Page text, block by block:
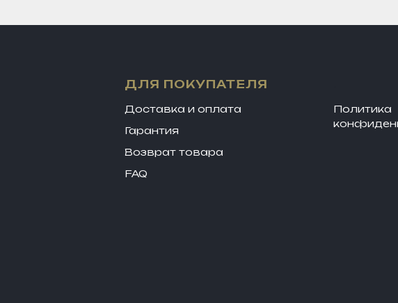
ДЛЯ ПОКУПАТЕЛЯ
Доставка и оплата
Гарантия
Возврат товара
FAQ
Политика